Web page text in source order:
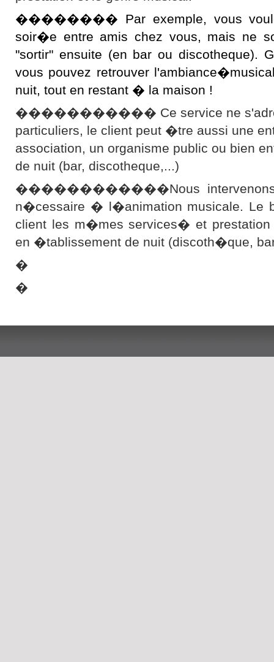
�������� Par exemple, vous
soir�e entre amis chez vous, mais ne
"sortir" ensuite (en bar ou discotheque).
vous pouvez retrouver
nuit, tout en restant � la maison !
����������� Ce service ne
particuliers, le client peut �tre aussi une
association, un organisme public ou bien
de nuit (bar, discotheque,...)
������������Nous intervenons
n�cessaire � l�animation musicale. Le
client les m�mes services� et
en �tablissement de nuit (discoth�que,
�
�